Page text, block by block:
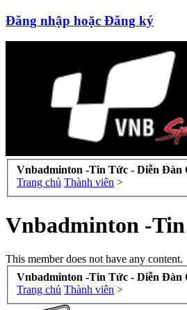
Đăng nhập hoặc Đăng ký
Vnbadminton -Tin Tức - Diễn Đàn
Trang chủ Thành viên >
Vnbadminton -
This member does not have any content.
Vnbadminton -Tin Tức - Diễn Đàn
Trang chủ Thành viên >